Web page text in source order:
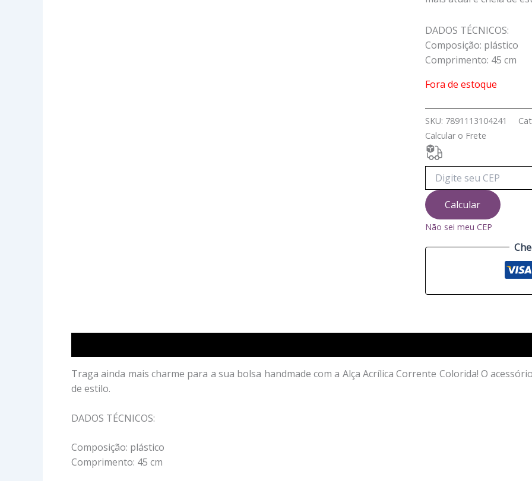
DADOS TÉCNICOS:
Composição: plástico
Comprimento: 45 cm
Fora de estoque
SKU: 7891113104241
Calcular o Frete
Calcular
Não sei meu CEP
Traga ainda mais charme para a sua bolsa handmade com a Alça Acrílica Corrente Colorida! O
de estilo.
DADOS TÉCNICOS:
Composição: plástico
Comprimento: 45 cm